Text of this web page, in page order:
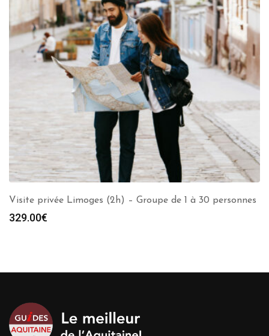
Visite privée Limoges (2h) – Groupe de 1 à 30 personnes
329.00€